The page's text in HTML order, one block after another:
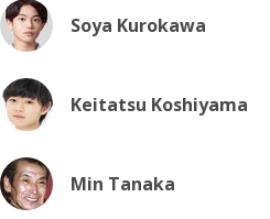
Soya Kurokawa
Keitatsu Koshiyama
Min Tanaka